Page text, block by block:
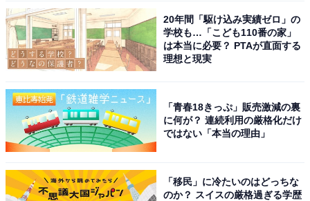
20年間「駆け込み実績ゼロ」の
学校も…「こども110番の家」
は本当に必要？ PTAが直面する
理想と現実
「青春18きっぷ」販売激減の裏
に何が？ 連続利用の厳格化だけ
ではない「本当の理由」
「移民」に冷たいのはどっちな
のか？ スイスの厳格過ぎる学歴